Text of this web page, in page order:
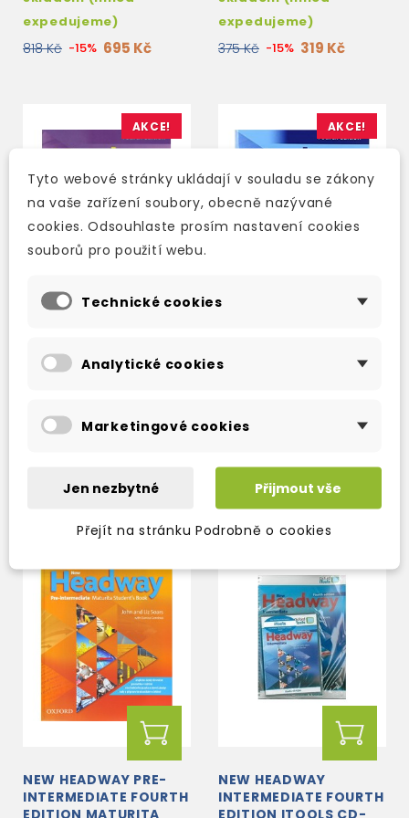
expedujeme)
818 Kč -15% 695 Kč
expedujeme)
375 Kč -15% 319 Kč
AKCE!
NEW HEADWAY UPPER-
INTERMEDIATE FOURTH
skladem (ihned
AKCE!
INTERMEDIATE FOURTH
skladem (ihned
393 Kč -15% 334 Kč
NEW HEADWAY PRE-
INTERMEDIATE FOURTH
EDITION MATURITA
NEW HEADWAY
INTERMEDIATE FOURTH
EDITION ITOOLS CD-
Tyto webové stránky ukládají v souladu se zákony
na vaše zařízení soubory, obecně nazývané
cookies. Odsouhlaste prosím nastavení cookies
souborů pro použití webu.
Technické cookies
Analytické cookies
Marketingové cookies
Jen nezbytné Přijmout vše
Přejít na stránku Podrobně o cookies